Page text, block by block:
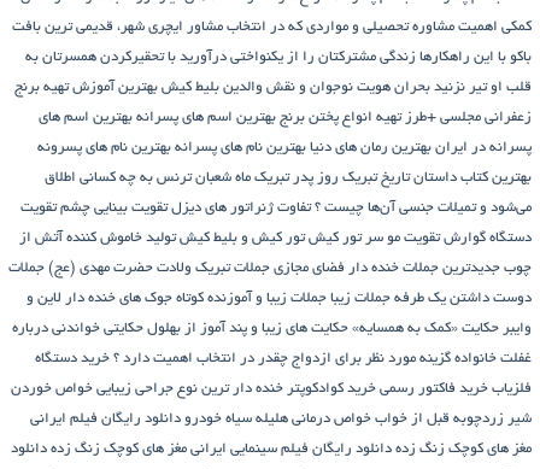
تحصیلی و مواردی که در انتخاب مشاور ایچری شهر، قدیمی ترین بافت
زندگی مشترکتان را از یکنواختی درآورید با تحقیرکردن همسرتان به
بحران هویت نوجوان و نقش والدین بلیط کیش بهترین آموزش تهیه برنج
تهیه انواع پختن برنج بهترین اسم های پسرانه بهترین اسم های
بهترین رمان های دنیا بهترین نام های پسرانه بهترین نام های پسرونه
تاریخ تبریک روز پدر تبریک ماه شعبان ترنس به چه کسانی اطلاق
جنسی آن‌ها چیست ؟ تفاوت ژنراتور های دیزل تقویت بینایی چشم تقویت
تقویت مو سر تور کیش تور کیش و بلیط کیش تولید خاموش کننده آتش از
جملات خنده دار فضای مجازی جملات تبریک ولادت حضرت مهدی (عج) جملات
طرفه جملات زیبا جملات زیبا و آموزنده کوتاه جوک های خنده دار لاین و
به همسایه» حکایت های زیبا و پند آموز از بهلول حکایتی خواندنی درباره
مورد نظر برای ازدواج چقدر در انتخاب اهمیت دارد ؟ خرید دستگاه
رسمی خرید کوادکوپتر خنده دار ترین نوع جراحی زیبایی خواص خوردن
از خواب خواص درمانی هلیله سیاه خودرو دانلود رایگان فیلم ایرانی
زده دانلود رایگان فیلم سینمایی ایرانی مغز های کوچک زنگ زده دانلود